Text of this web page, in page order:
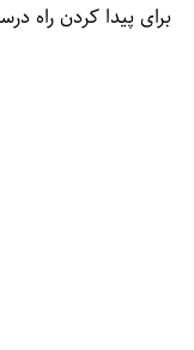
برای پیدا کردن راه